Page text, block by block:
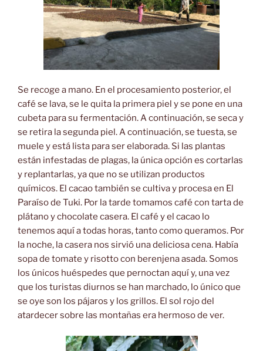
Se recoge a mano. En el procesamiento posterior, el
café se lava, se le quita la primera piel y se pone en una
cubeta para su fermentación. A continuación, se seca y
se retira la segunda piel. A continuación, se tuesta, se
muele y está lista para ser elaborada. Si las plantas
están infestadas de plagas, la única opción es cortarlas
y replantarlas, ya que no se utilizan productos
químicos. El cacao también se cultiva y procesa en El
Paraíso de Tuki. Por la tarde tomamos café con tarta de
plátano y chocolate casera. El café y el cacao lo
tenemos aquí a todas horas, tanto como queramos. Por
la noche, la casera nos sirvió una deliciosa cena. Había
sopa de tomate y risotto con berenjena asada. Somos
los únicos huéspedes que pernoctan aquí y, una vez
que los turistas diurnos se han marchado, lo único que
se oye son los pájaros y los grillos. El sol rojo del
atardecer sobre las montañas era hermoso de ver.